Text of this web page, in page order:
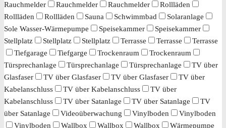
Rauchmelder
Rauchmelder Rauchmelder
Rollläden
Rollläden
Rollläden Sauna Schwimmbad
Solaranlage
Sole Wasser-Wärmepumpe
Speisekammer
Speisekammer
Stellplatz
Stellplatz Stellplatz Terrasse Terrasse
Terrasse
Tiefgarage
Tiefgarge Trockenraum
Trockenraum
Türsprechanlage
Türsprechanlage Türsprechanlage
TV über
Glasfaser
TV über Glasfaser TV über Glasfaser
TV über
Kabelanschluss
TV über Kabelanschluss
TV über
Kabelanschluss
TV über Satanlage TV über Satanlage
TV
über Satanlage
Videoüberwachung Vinylboden
Vinylboden
Vinylboden
Wallbox Wallbox Wallbox
Wärmepumpe